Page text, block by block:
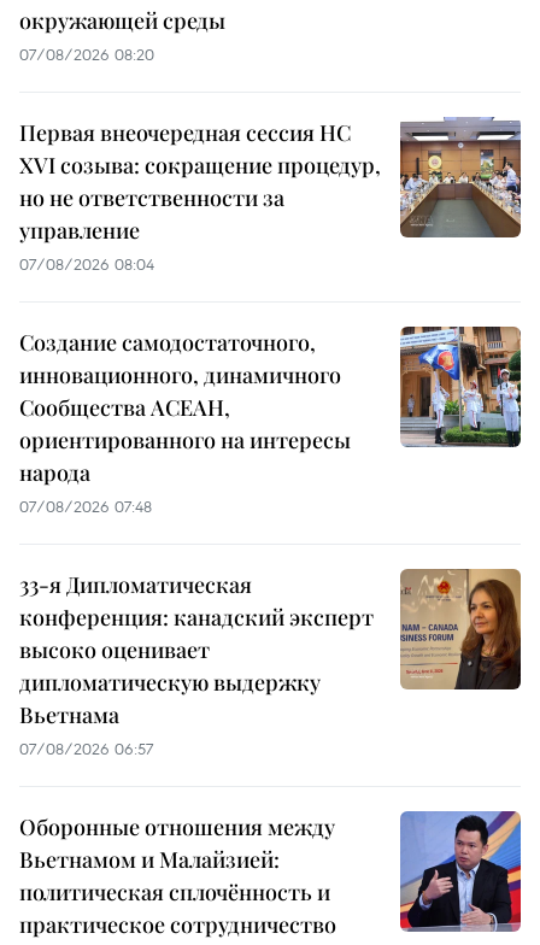
окружающей среды
07/08/2026 08:20
Первая внеочередная сессия НС
XVI созыва: сокращение процедур,
но не ответственности за
управление
07/08/2026 08:04
Создание самодостаточного,
инновационного, динамичного
Сообщества АСЕАН,
ориентированного на интересы
народа
07/08/2026 07:48
33-я Дипломатическая
конференция: канадский эксперт
высоко оценивает
дипломатическую выдержку
Вьетнама
07/08/2026 06:57
Оборонные отношения между
Вьетнамом и Малайзией:
политическая сплочённость и
практическое сотрудничество